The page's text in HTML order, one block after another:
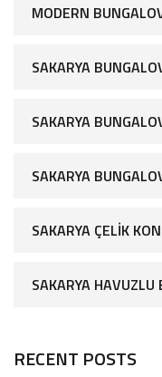
MODERN
SAKARYA
SAKARYA
SAKARYA
SAKARYA ÇELIK
SAKARYA HAVUZLU
RECENT POSTS